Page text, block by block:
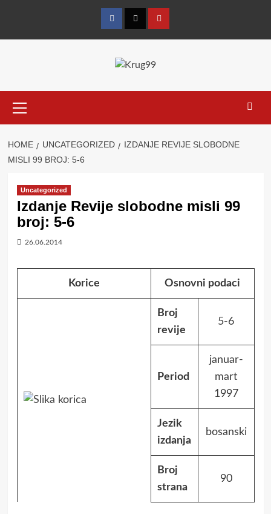
FacebookTwitterYouTube
Menu
HOME UNCATEGORIZED
IZDANJE REVIJE SLOBODNE
MISLI 99 BROJ: 5-6
Uncategorized
Izdanje Revije slobodne misli 99
broj: 5-6
26.06.2014
Korice Osnovni podaci
Broj
revije
5-6
Period
januar-
mart
1997
Jezik
izdanja
bosanski
Broj
strana
90